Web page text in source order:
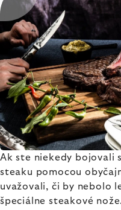
Ak ste niekedy bojovali
steaku pomocou
uvažovali, či by nebolo
špeciálne steakové